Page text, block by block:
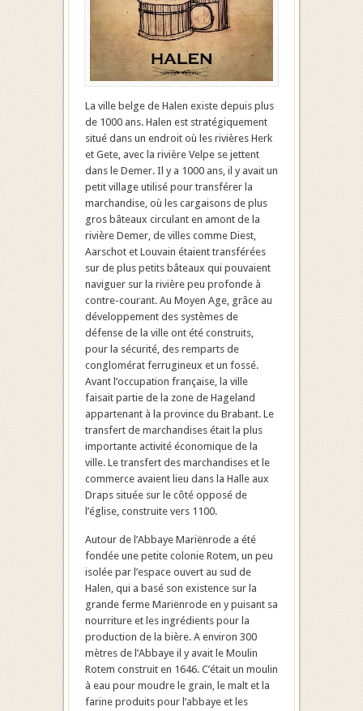
La ville belge de Halen existe depuis plus
de 1000 ans. Halen est stratégiquement
situé dans un endroit où les rivières Herk
et Gete, avec la rivière Velpe se jettent
dans le Demer. Il y a 1000 ans, il y avait un
petit village utilisé pour transférer la
marchandise, où les cargaisons de plus
gros bâteaux circulant en amont de la
rivière Demer, de villes comme Diest,
Aarschot et Louvain étaient transférées
sur de plus petits bâteaux qui pouvaient
naviguer sur la rivière peu profonde à
contre-courant. Au Moyen Age, grâce au
développement des systèmes de
défense de la ville ont été construits,
pour la sécurité, des remparts de
conglomérat ferrugineux et un fossé.
Avant l’occupation française, la ville
faisait partie de la zone de Hageland
appartenant à la province du Brabant. Le
transfert de marchandises était la plus
importante activité économique de la
ville. Le transfert des marchandises et le
commerce avaient lieu dans la Halle aux
Draps située sur le côté opposé de
l’église, construite vers 1100.
Autour de l’Abbaye Mariënrode a été
fondée une petite colonie Rotem, un peu
isolée par l’espace ouvert au sud de
Halen, qui a basé son existence sur la
grande ferme Mariënrode en y puisant sa
nourriture et les ingrédients pour la
production de la bière. A environ 300
mètres de l’Abbaye il y avait le Moulin
Rotem construit en 1646. C’était un moulin
à eau pour moudre le grain, le malt et la
farine produits pour l’abbaye et les